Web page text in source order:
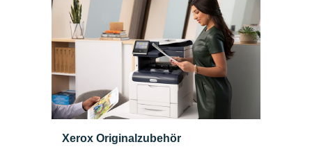
Xerox Originalzubehör